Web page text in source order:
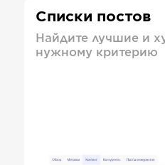
Списки постов
Найдите лучшие и
нужному критерию